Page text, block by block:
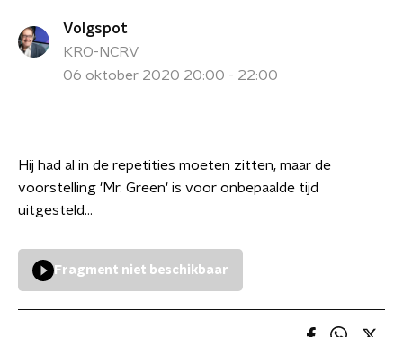
Volgspot
KRO-NCRV
06 oktober 2020 20:00 - 22:00
Hij had al in de repetities moeten zitten, maar de
voorstelling 'Mr. Green' is voor onbepaalde tijd
uitgesteld...
Fragment niet beschikbaar